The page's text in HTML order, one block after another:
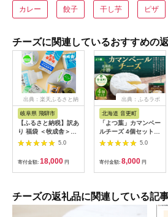
カレー 餃子 干し芋 ピザ
チーズに関連しているおすすめの
出典：楽天ふるさと納
岐阜県 飛騨市
【ふるさと納税】訳あ
り 福袋 ＜牧成舎＞乳
製品デラックスセット
牛乳 ヨーグルト チー
ズ お任せ 飛騨産生乳
で作ったこだわりの乳
製品セット まとめ買
5.0
寄付金額: 18,000 円
出典：ふるラボ
北海道 音更町
「よつ葉」カマンベー
ルチーズ 4個セット
【B109】 チーズ 北
5.0
寄付金額: 8,000 円
チーズの返礼品に関連している記